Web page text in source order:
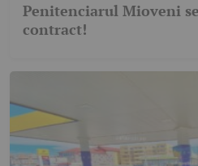
Penitenciarul Mioveni
contract!